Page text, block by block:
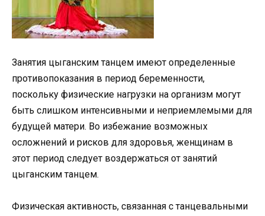
Занятия цыганским танцем имеют определенные
противопоказания в период беременности,
поскольку физические нагрузки на организм могут
быть слишком интенсивными и неприемлемыми для
будущей матери. Во избежание возможных
осложнений и рисков для здоровья, женщинам в
этот период следует воздержаться от занятий
цыганским танцем.
Физическая активность, связанная с танцевальными